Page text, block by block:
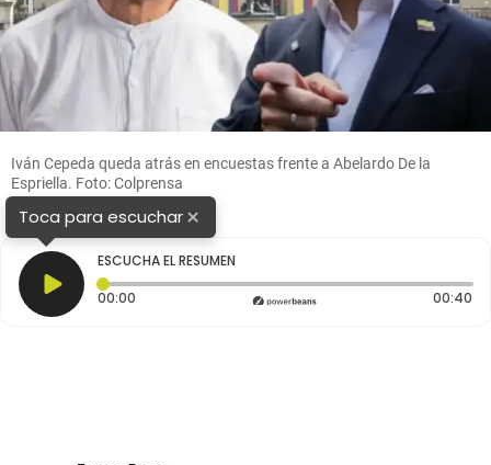
Iván Cepeda queda atrás en encuestas frente a Abelardo De la
Espriella. Foto: Colprensa
Toca para escuchar×
ESCUCHA EL RESUMEN
00:00 Tiempo transcurrido: 0 segundos 00:40